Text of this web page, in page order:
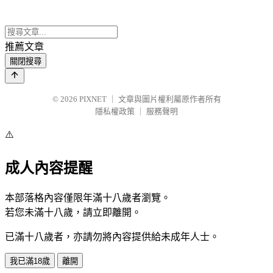
推薦文章
關閉搜尋
© 2026 PIXNET
文章與圖片權利屬原作者所有
隱私權政策
服務聲明
⚠️
成人內容提醒
本部落格內容僅限年滿十八歲者瀏覽。
若您未滿十八歲，請立即離開。
已滿十八歲者，亦請勿將內容提供給未成年人士。
我已滿18歲 離開